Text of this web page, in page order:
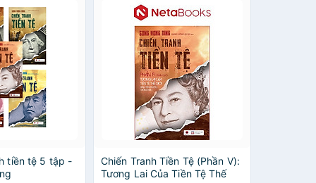
tiền tệ 5 tập -
Chiến Tranh Tiền Tệ (Phần V):
Tương Lai Của Tiền Tệ Thế